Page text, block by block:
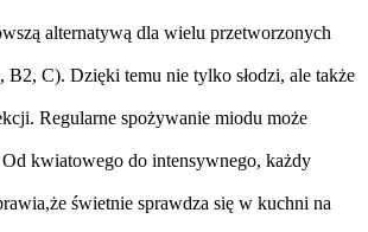
alternatywą⁣ dla wielu przetworzonych
⁣C). Dzięki⁣ temu nie tylko słodzi, ale także
Regularne spożywanie miodu może
kwiatowego do ​intensywnego, każdy
‌świetnie sprawdza się w kuchni na